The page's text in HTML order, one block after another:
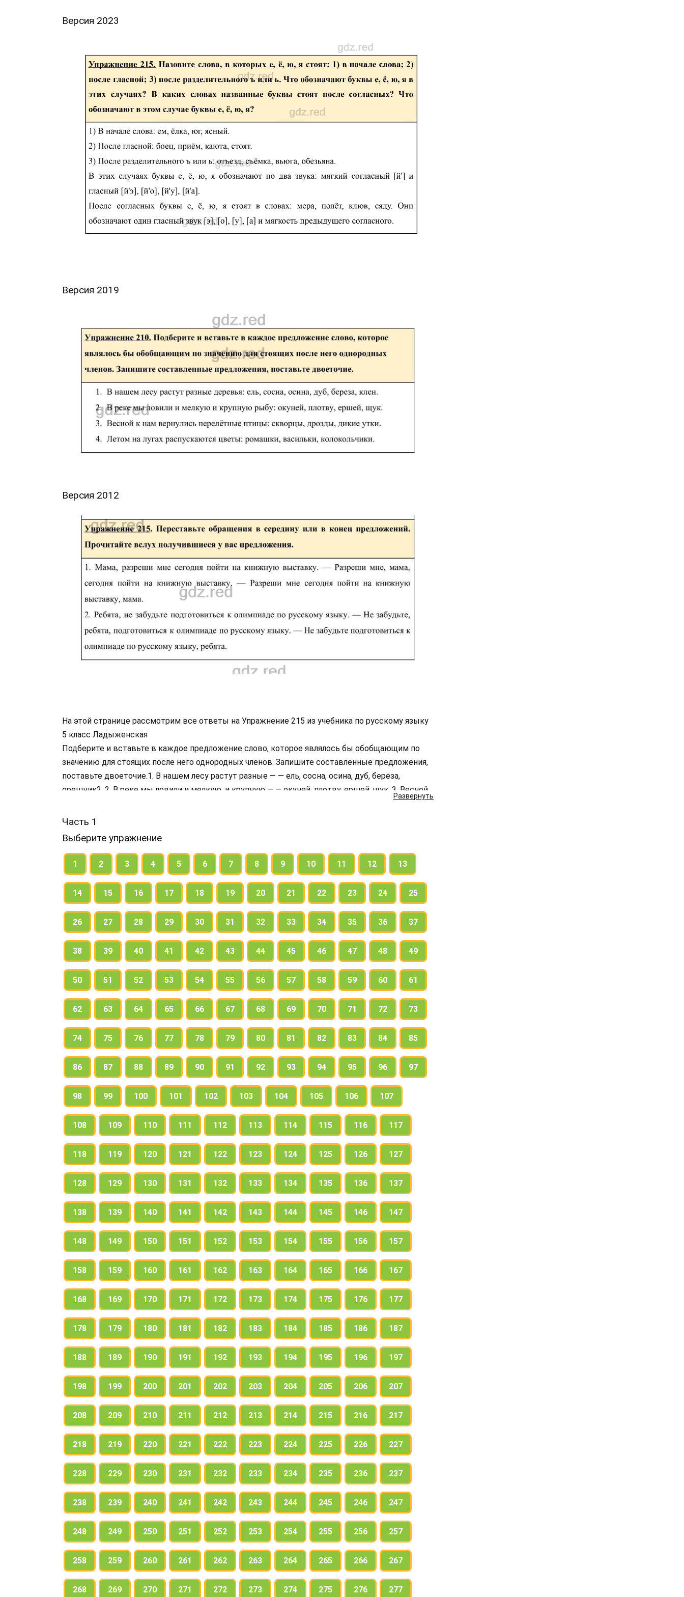
Версия 2023
Версия 2019
Версия 2012
Развернуть
На этой странице рассмотрим все ответы на Упражнение 215 из учебника по русскому языку
5 класс Ладыженская
Подберите и вставьте в каждое предложение слово, которое являлось бы обобщающим по
значению для стоящих после него однородных членов. Запишите составленные предложения,
поставьте двоеточие.1. В нашем лесу растут разные — — ель, сосна, осина, дуб, берёза,
орешник2. 2. В реке мы ловили и мелкую, и крупную — — окуней, плотву, ершей, щук. 3. Весной
— ромашки, васильки, колокольчики.
Часть 1
Выберите упражнение
1 2 3 4 5 6 7 8 9 10 11 12 13
14 15 16 17 18 19 20 21 22 23 24 25
26 27 28 29 30 31 32 33 34 35 36 37
38 39 40 41 42 43 44 45 46 47 48 49
50 51 52 53 54 55 56 57 58 59 60 61
62 63 64 65 66 67 68 69 70 71 72 73
74 75 76 77 78 79 80 81 82 83 84 85
86 87 88 89 90 91 92 93 94 95 96 97
98 99 100 101 102 103 104 105 106 107
108 109 110 111 112 113 114 115 116 117
118 119 120 121 122 123 124 125 126 127
128 129 130 131 132 133 134 135 136 137
138 139 140 141 142 143 144 145 146 147
148 149 150 151 152 153 154 155 156 157
158 159 160 161 162 163 164 165 166 167
168 169 170 171 172 173 174 175 176 177
178 179 180 181 182 183 184 185 186 187
188 189 190 191 192 193 194 195 196 197
198 199 200 201 202 203 204 205 206 207
208 209 210 211 212 213 214 215 216 217
218 219 220 221 222 223 224 225 226 227
228 229 230 231 232 233 234 235 236 237
238 239 240 241 242 243 244 245 246 247
248 249 250 251 252 253 254 255 256 257
258 259 260 261 262 263 264 265 266 267
268 269 270 271 272 273 274 275 276 277